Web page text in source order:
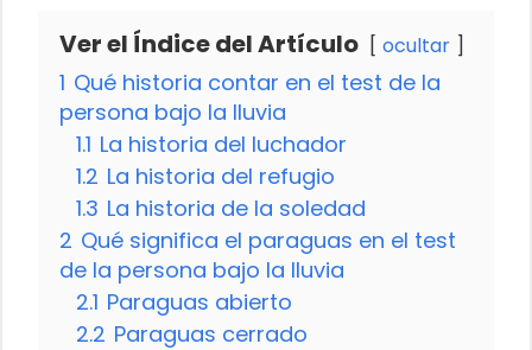
Ver el Índice del Artículo ocultar
1 Qué historia contar en el test de la
persona bajo la lluvia
1.1 La historia del luchador
1.2 La historia del refugio
1.3 La historia de la soledad
2 Qué significa el paraguas en el test
de la persona bajo la lluvia
2.1 Paraguas abierto
2.2 Paraguas cerrado